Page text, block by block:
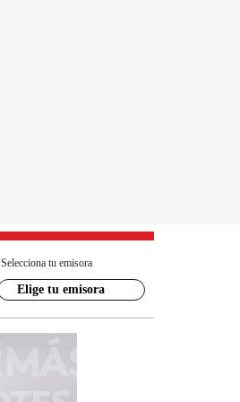
Selecciona tu emisora
Elige tu emisora